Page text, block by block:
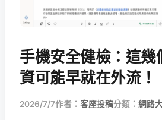
手機安全健檢：這幾
資可能早就在外流！
2026/7/7作者： 客座投稿分類： 網路